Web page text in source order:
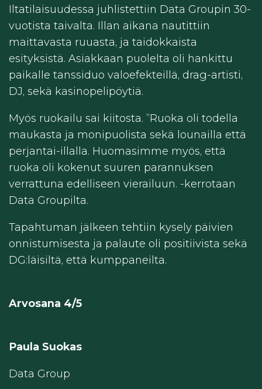
Iltatilaisuudessa juhlistettiin Data Groupin 30-
vuotista taivalta. Illan aikana nautittiin
maittavasta ruuasta, ja taidokkaista
esityksistä. Asiakkaan puolelta oli hankittu
paikalle tanssiduo valoefekteillä, drag-artisti,
DJ, sekä kasinopelipöytiä.
Myös ruokailu sai kiitosta. ”Ruoka oli todella
maukasta ja monipuolista sekä lounailla että
perjantai-illalla. Huomasimme myös, että
ruoka oli kokenut suuren parannuksen
verrattuna edelliseen vierailuun. -kerrotaan
Data Groupilta.
Tapahtuman jälkeen tehtiin kysely päivien
onnistumisesta ja palaute oli positiivista sekä
DG:läisiltä, että kumppaneilta.
Arvosana 4/5
Paula Suokas
Data Group